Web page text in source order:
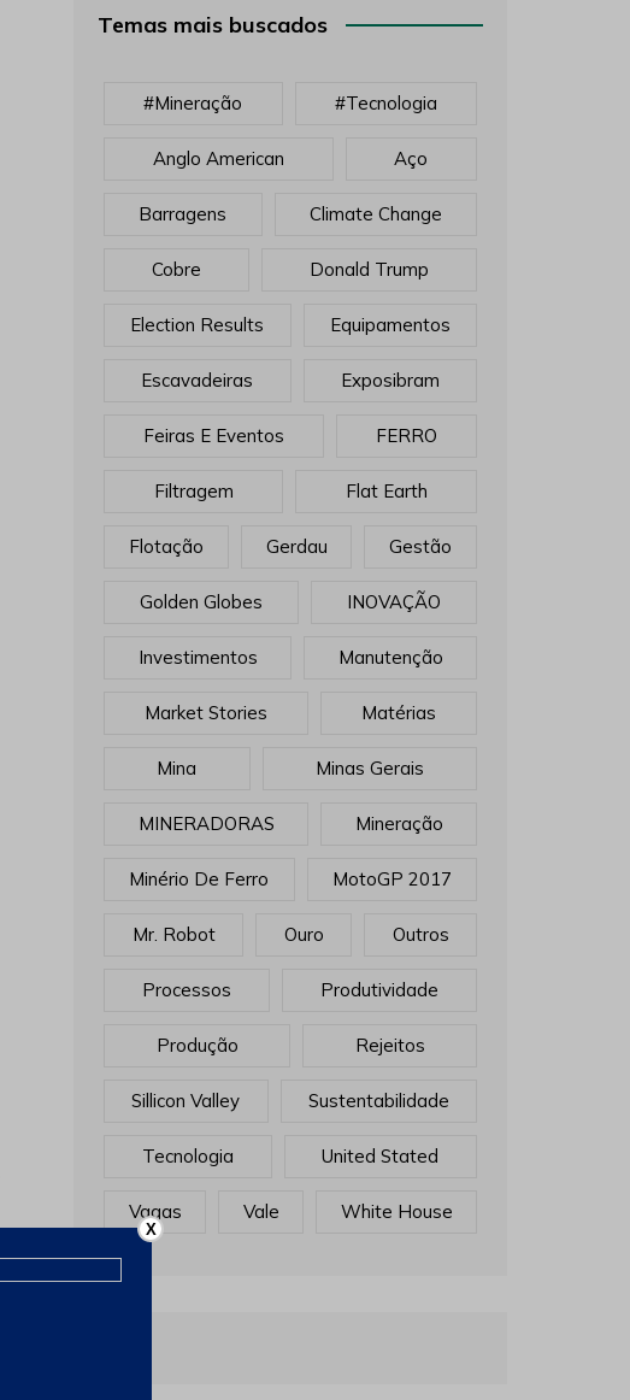
Temas mais buscados
#mineração #tecnologia
Anglo American Aço
Barragens Climate Change
Cobre Donald Trump
Election Results Equipamentos
Escavadeiras Exposibram
Feiras E Eventos FERRO
Filtragem Flat Earth
Flotação Gerdau Gestão
Golden Globes INOVAÇÃO
Investimentos Manutenção
Market Stories Matérias
Mina Minas Gerais
MINERADORAS Mineração
Minério De Ferro MotoGP 2017
Mr. Robot Ouro Outros
Processos Produtividade
Produção Rejeitos
Sillicon Valley Sustentabilidade
Tecnologia United Stated
Vagas Vale White House
X